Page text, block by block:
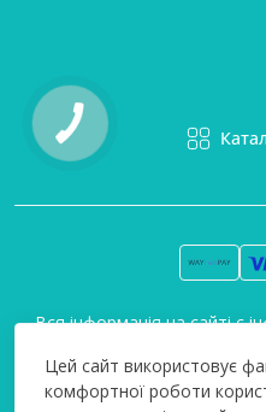
Вся інформація на сайті є
Цей сайт використовує
комфортної роботи